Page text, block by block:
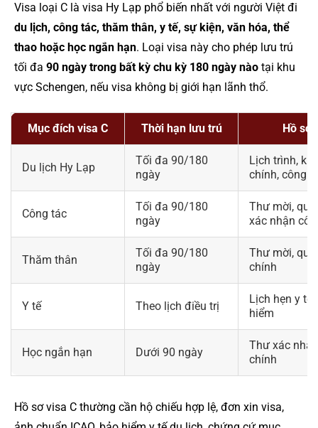
Visa loại C là visa Hy Lạp phổ biến nhất với người Việt đi
du lịch, công tác, thăm thân, y tế, sự kiện, văn hóa, thể
thao hoặc học ngắn hạn. Loại visa này cho phép lưu trú
tối đa 90 ngày trong bất kỳ chu kỳ 180 ngày nào tại khu
vực Schengen, nếu visa không bị giới hạn lãnh thổ.
Mục đích visa C Thời hạn lưu trú Hồ sơ
Du lịch Hy Lạp
Tối đa 90/180
ngày
Lịch trình,
chính, công
Công tác
Tối đa 90/180
ngày
Thư mời,
xác nhận
Thăm thân
Tối đa 90/180
ngày
Thư mời,
chính
Y tế Theo lịch điều trị
Lịch hẹn y
hiểm
Học ngắn hạn Dưới 90 ngày
Thư xác
chính
Hồ sơ visa C thường cần hộ chiếu hợp lệ, đơn xin visa,